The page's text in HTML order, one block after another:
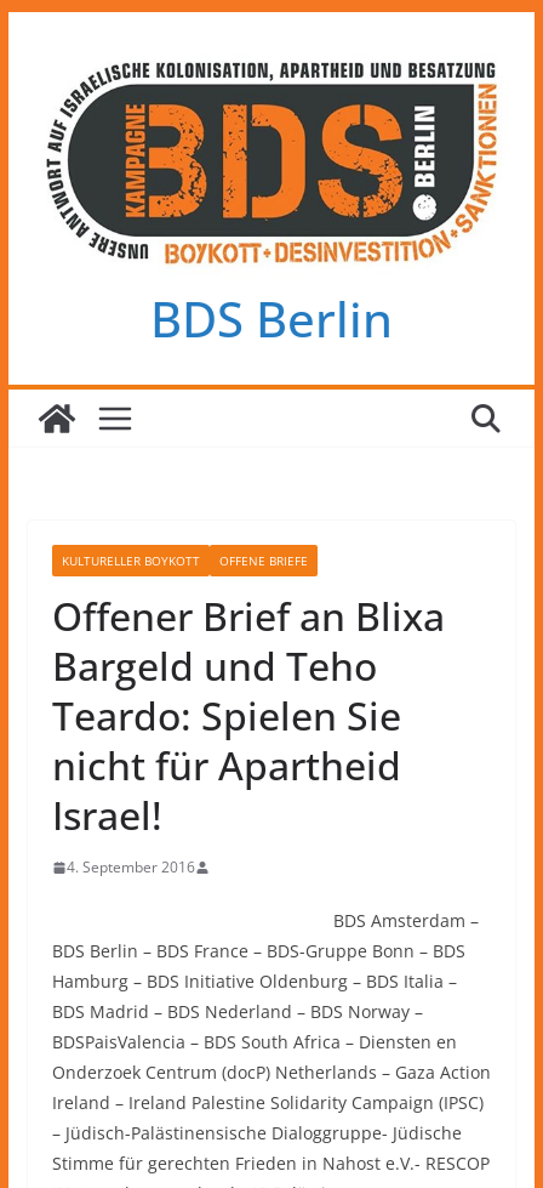
springen
BDS Berlin
KULTURELLER BOYKOTT OFFENE BRIEFE
Offener Brief an Blixa
Bargeld und Teho
Teardo: Spielen Sie
nicht für Apartheid
Israel!
4. September 2016
BDS Amsterdam –
BDS Berlin – BDS France – BDS-Gruppe Bonn – BDS
Hamburg – BDS Initiative Oldenburg – BDS Italia –
BDS Madrid – BDS Nederland – BDS Norway –
BDSPaisValencia – BDS South Africa – Diensten en
Onderzoek Centrum (docP) Netherlands – Gaza Action
Ireland – Ireland Palestine Solidarity Campaign (IPSC)
– Jüdisch-Palästinensische Dialoggruppe- Jüdische
Stimme für gerechten Frieden in Nahost e.V.- RESCOP